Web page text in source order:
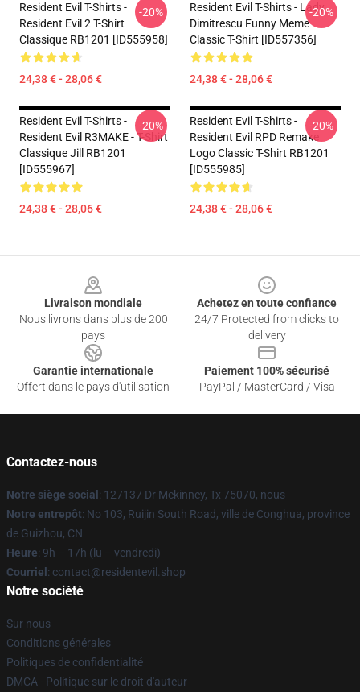
Resident Evil T-Shirts -
Resident Evil 2 T-Shirt
Classique RB1201 [ID555958]
24,38 € - 28,06 €
-20%
Resident Evil T-Shirts - Lady
Dimitrescu Funny Meme
Classic T-Shirt [ID557356]
24,38 € - 28,06 €
-20%
Resident Evil T-Shirts -
Resident Evil R3MAKE - T-Shirt
Classique Jill RB1201
[ID555967]
24,38 € - 28,06 €
-20%
Resident Evil T-Shirts -
Resident Evil RPD Remake
Logo Classic T-Shirt RB1201
[ID555985]
24,38 € - 28,06 €
-20%
Livraison mondiale
Nous livrons dans plus de 200
pays
Achetez en toute confiance
24/7 Protected from clicks to
delivery
Garantie internationale
Offert dans le pays d'utilisation
Paiement 100% sécurisé
PayPal / MasterCard / Visa
Contactez-nous
Notre siège social : 127137 Dr Mckinney, Tx 75070, nous
Notre entrepôt: No 103, Ruijin South Road, ville de Conghua, province
de Guizhou, CN
Heure: 9h – 17h (lu – vendredi)
Courriel : contact@residentevil.shop
Notre société
Sur nous
Conditions générales
Politiques de confidentialité
DMCA - Politique sur le droit d'auteur